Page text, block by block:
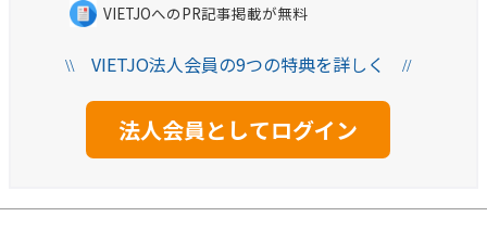
VIETJOへのPR記事掲載が無料
\\VIETJO法人会員の9つの特典を詳しく //